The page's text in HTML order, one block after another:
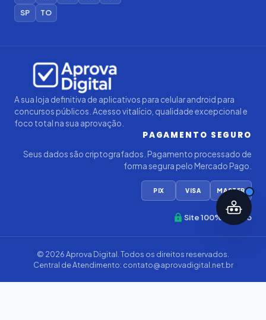
SP
TO
A sua loja definitiva de aplicativos para celular android para
concursos públicos. Acesso vitalício, qualidade excepcional e
foco total na sua aprovação.
PAGAMENTO SEGURO
Seus dados são criptografados. Pagamento processado de
forma segura pelo Mercado Pago.
PIX VISA MASTER
Site 100% Seguro
© 2026Aprova Digital . Todos os direitos reservados.
Central de Atendimento: contato@aprovadigital.net.br